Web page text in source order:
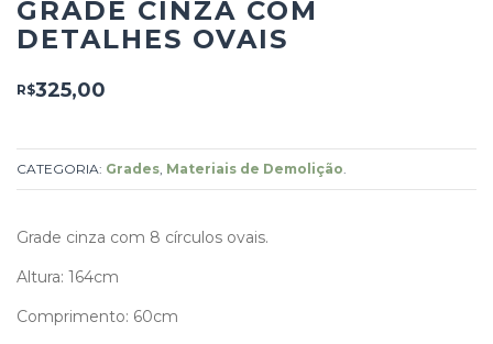
GRADE CINZA COM
DETALHES OVAIS
R$325,00
CATEGORIA: Grades Materiais de Demolição
Grade cinza com 8 círculos ovais.
Altura: 164cm
Comprimento: 60cm